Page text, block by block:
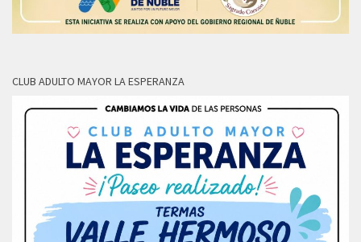
CLUB ADULTO MAYOR LA ESPERANZA